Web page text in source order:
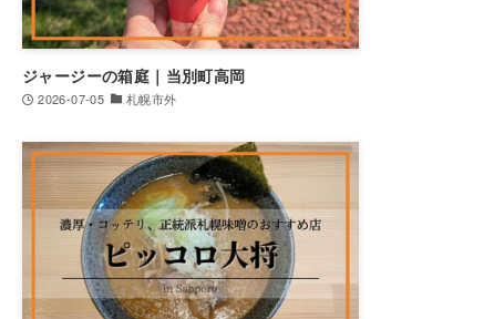
ジャージーの箱庭｜当別町高岡
2026-07-05 札幌市外